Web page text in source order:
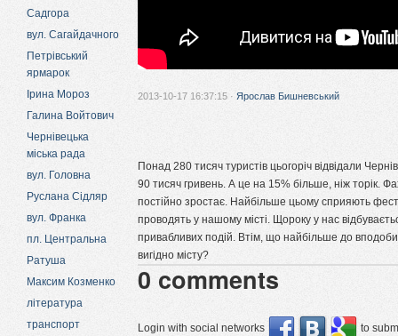
Садгора
вул. Сагайдачного
Петрівський
ярмарок
Ірина Мороз
Галина Войтович
Чернівецька
міська рада
вул. Головна
Руслана Сідляр
вул. Франка
пл. Центральна
Ратуша
Максим Козменко
література
транспорт
2013-10-17 16:37:15 · Ярослав Бишневський
Понад 280 тисяч туристів цьогоріч відвідали
90 тисяч гривень. А це на 15% більше, ніж торік.
постійно зростає. Найбільше цьому сприяють
проводять у нашому місті. Щороку у нас
привабливих подій. Втім, що найбільше до
вигідно місту?
0 comments
Login with social networks to